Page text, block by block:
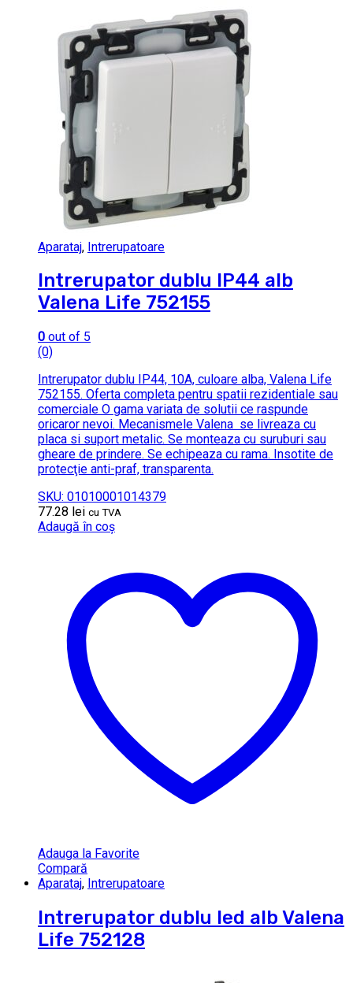
Aparataj, Intrerupatoare
Intrerupator dublu IP44 alb
Valena Life 752155
0 out of 5
(0)
Intrerupator dublu IP44, 10A, culoare alba, Valena Life
752155. Oferta completa pentru spatii rezidentiale sau
comerciale O gama variata de solutii ce raspunde
oricaror nevoi. Mecanismele Valena se livreaza cu
placa si suport metalic. Se monteaza cu suruburi sau
gheare de prindere. Se echipeaza cu rama. Insotite de
protecţie anti-praf, transparenta.
SKU: 01010001014379
77.28 lei cu TVA
Adaugă în coș
Adauga la Favorite
Compară
Aparataj, Intrerupatoare
Intrerupator dublu led alb Valena
Life 752128